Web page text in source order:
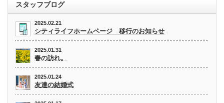
スタッフブログ
2025.02.21
シティライフホームページ 移行のお知らせ
2025.01.31
春の訪れ。
2025.01.24
友達の結婚式